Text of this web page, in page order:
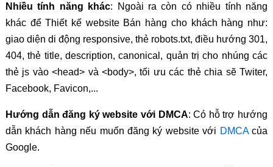
Nhiều tính năng khác: Ngoài ra còn có nhiều tính năng
khác để Thiết kế website Bán hàng cho khách hàng như:
giao diện di động responsive, thẻ robots.txt, điều hướng 301,
404, thẻ title, description, canonical, quản trị cho nhúng các
thẻ js vào <head> và <body>, tối ưu các thẻ chia sẽ Twiter,
Facebook, Favicon,...
Hướng dẫn đăng ký website với DMCA: Có hỗ trợ hướng
dẫn khách hàng nếu muốn đăng ký website với DMCAcủa
Google.